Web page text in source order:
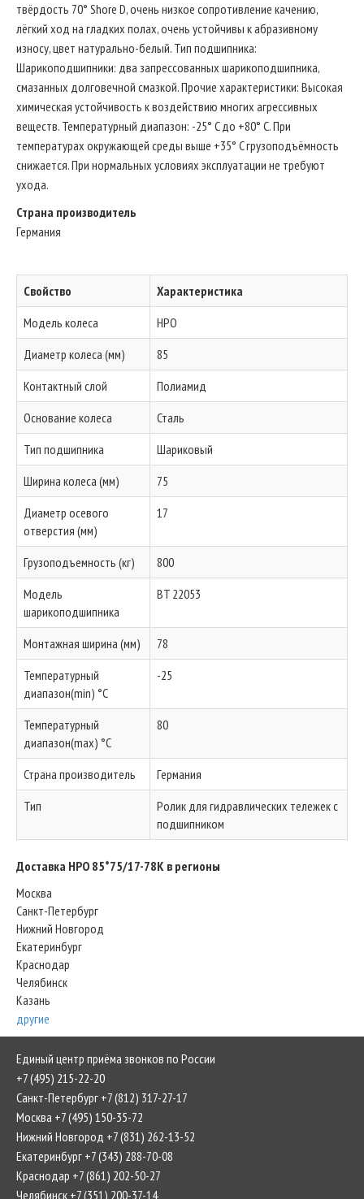
твёрдость 70° Shore D, очень низкое сопротивление качению,
лёгкий ход на гладких полах, очень устойчивы к абразивному
износу, цвет натурально-белый. Тип подшипника:
Шарикоподшипники: два запрессованных шарикоподшипника,
смазанных долговечной смазкой. Прочие характеристики: Высокая
химическая устойчивость к воздействию многих агрессивных
веществ. Температурный диапазон: -25° C до +80° C. При
температурах окружающей среды выше +35° C грузоподъёмность
снижается. При нормальных условиях эксплуатации не требуют
ухода.
Страна производитель
Германия
Свойство
Характеристика
Модель колеса
HPO
Диаметр колеса (мм)
85
Контактный слой
Полиамид
Основание колеса
Сталь
Тип подшипника
Шариковый
Ширина колеса (мм)
75
Диаметр осевого
отверстия (мм)
17
Грузоподъемность (кг)
800
Модель
шарикоподшипника
BT 22053
Монтажная ширина (мм)
78
Температурный
диапазон(min) °C
-25
Температурный
диапазон(max) °C
80
Страна производитель
Германия
Тип
Ролик для гидравлических тележек с
подшипником
Доставка HPO 85*75/17-78K в регионы
Москва
Санкт-Петербург
Нижний Новгород
Екатеринбург
Краснодар
Челябинск
Казань
другие
Единый центр приёма звонков по России
+7 (495) 215-22-20
Санкт-Петербург +7 (812) 317-27-17
Москва +7 (495) 150-35-72
Нижний Новгород +7 (831) 262-13-52
Екатеринбург +7 (343) 288-70-08
Краснодар +7 (861) 202-50-27
Челябинск +7 (351) 200-37-14